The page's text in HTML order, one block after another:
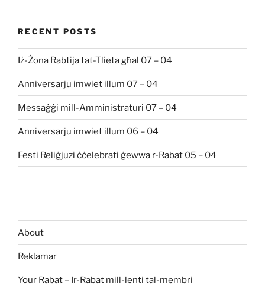
RECENT POSTS
Iż-Żona Rabtija tat-Tlieta għal 07 – 04
Anniversarju imwiet illum 07 – 04
Messaġġi mill-Amministraturi 07 – 04
Anniversarju imwiet illum 06 – 04
Festi Reliġjuzi ċċelebrati ġewwa r-Rabat 05 – 04
About
Reklamar
Your Rabat – Ir-Rabat mill-lenti tal-membri